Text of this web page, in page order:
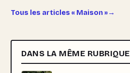
Tous les articles « Maison »
DANS LA MÊME RUBRIQUE